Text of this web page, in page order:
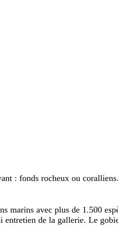
: fonds rocheux ou coralliens.
marins avec plus de 1.500
entretien de la gallerie. Le